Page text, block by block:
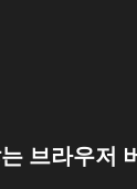
브라우저